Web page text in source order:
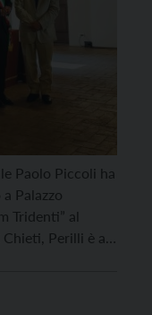
Paolo Piccoli ha
Palazzo
Tridenti” al
Perilli è a